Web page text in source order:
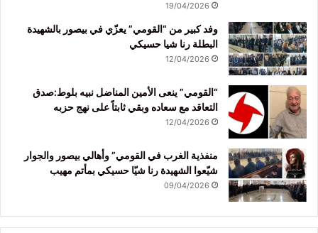
19/04/2026
وفد كبير من “القومي” يعزّي في بيصور بالشهيدة
البطلة رنا شيا حسيكي
12/04/2026
“القومي” ينعى الأمين المناضل نبيه بلوط:صدق
التعاقد مع سعاده وبقي ثابتاً على نهج حزبه
12/04/2026
منفذية الغرب في القومي” وأهالي بيصور والجوار
شيّعوا الشهيدة رنا شيّا حسيكي بمأتم مهيب
09/04/2026